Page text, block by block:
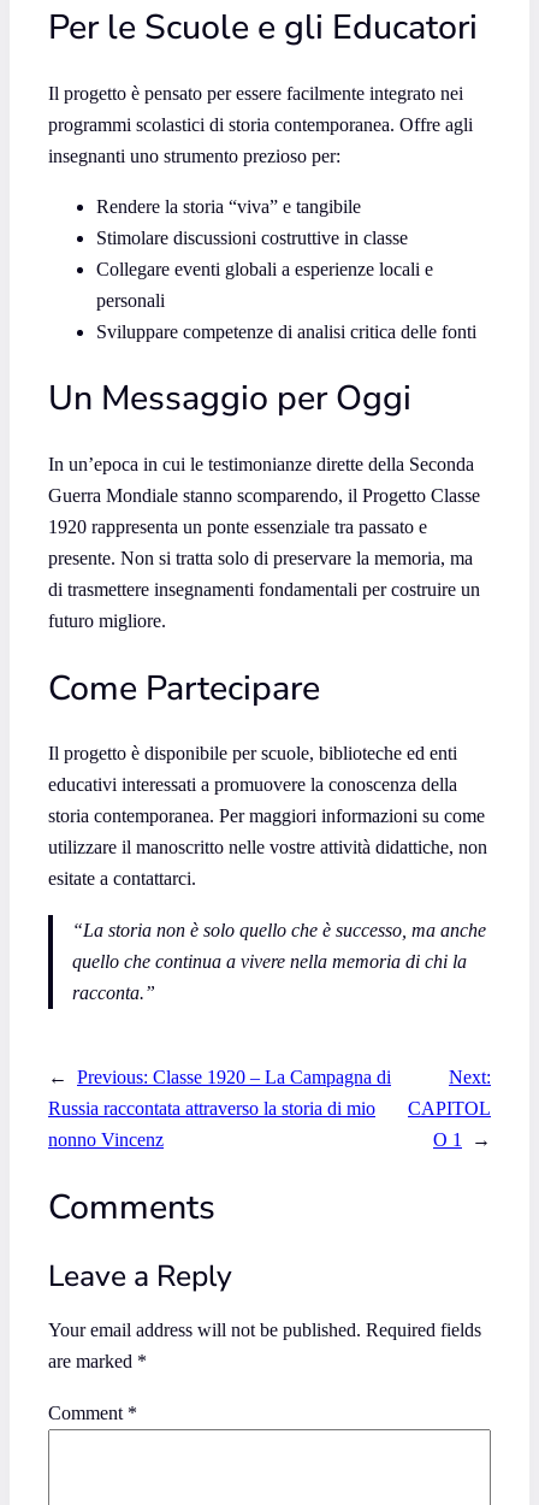
Per le Scuole e gli Educatori
Il progetto è pensato per essere facilmente integrato nei
programmi scolastici di storia contemporanea. Offre agli
insegnanti uno strumento prezioso per:
Rendere la storia “viva” e tangibile
Stimolare discussioni costruttive in classe
Collegare eventi globali a esperienze locali e
personali
Sviluppare competenze di analisi critica delle fonti
Un Messaggio per Oggi
In un’epoca in cui le testimonianze dirette della Seconda
Guerra Mondiale stanno scomparendo, il Progetto Classe
1920 rappresenta un ponte essenziale tra passato e
presente. Non si tratta solo di preservare la memoria, ma
di trasmettere insegnamenti fondamentali per costruire un
futuro migliore.
Come Partecipare
Il progetto è disponibile per scuole, biblioteche ed enti
educativi interessati a promuovere la conoscenza della
storia contemporanea. Per maggiori informazioni su come
utilizzare il manoscritto nelle vostre attività didattiche, non
esitate a contattarci.
“La storia non è solo quello che è successo, ma anche
quello che continua a vivere nella memoria di chi la
racconta.”
← Previous: Classe 1920 – La Campagna di
Russia raccontata attraverso la storia di mio
nonno Vincenz
Next:
CAPITOL
O 1
→
Comments
Leave a Reply
Your email address will not be published. Required fields
are marked *
Comment *